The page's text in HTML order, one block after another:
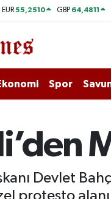
EUR55,2510 GBP 64,4811
Spor
Devlet
protesto